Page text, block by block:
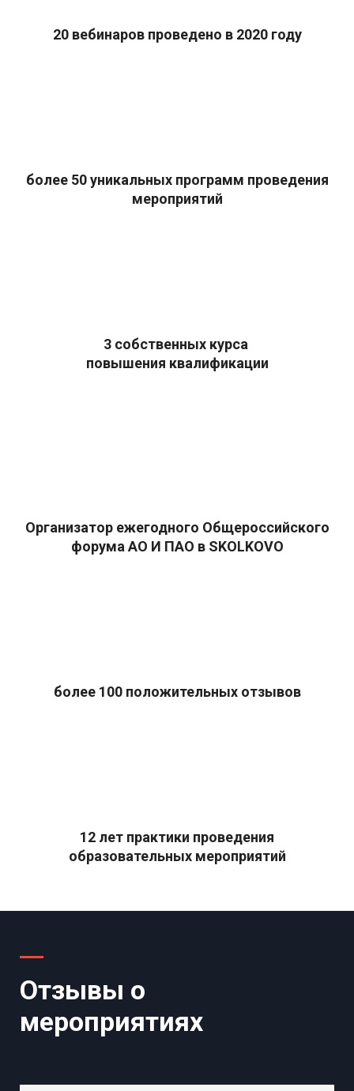
20 вебинаров проведено в 2020 году
более 50 уникальных программ проведения
мероприятий
3 собственных курса
повышения квалификации
Организатор ежегодного Общероссийского
форума АО И ПАО в SKOLKOVO
более 100 положительных отзывов
12 лет практики проведения
образовательных мероприятий
Отзывы о
мероприятиях